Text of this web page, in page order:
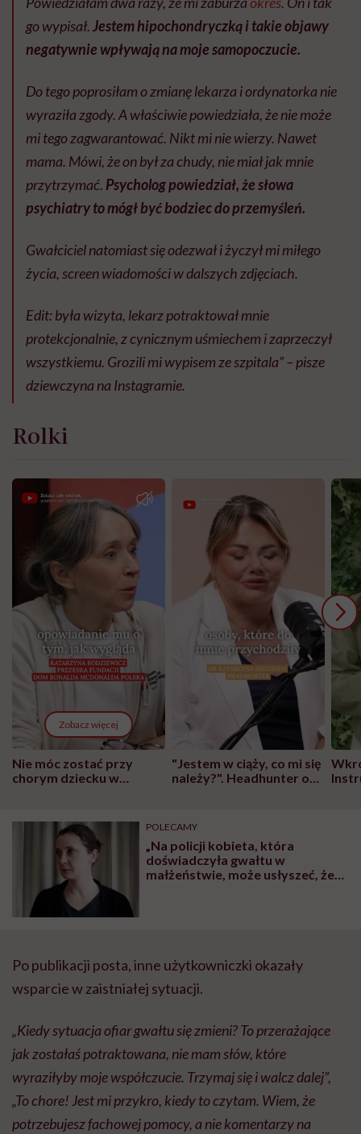
go wypisał.Jestem hipochondryczką i takie objawy
negatywnie wpływają na moje samopoczucie.
Do tego poprosiłam o zmianę lekarza i ordynatorka nie
wyraziła zgody. A właściwie powiedziała, że nie może
mi tego zagwarantować. Nikt mi nie wierzy. Nawet
mama. Mówi, że on był za chudy, nie miał jak mnie
przytrzymać. Psycholog powiedział, że słowa
psychiatry to mógł być bodziec do przemyśleń.
Gwałciciel natomiast się odezwał i życzył mi miłego
życia, screen wiadomości w dalszych zdjęciach.
Edit: była wizyta, lekarz potraktował mnie
protekcjonalnie, z cynicznym uśmiechem i zaprzeczył
wszystkiemu. Grozili mi wypisem ze szpitala” – pisze
dziewczyna na Instagramie.
Rolki
Zobacz więcej
Nie móc zostać przy
chorym dziecku w
może chyba tylko
głupota i brak
wyobraźni"
"Jestem w ciąży, co mi się
należy?". Headhunter o
pracy
POLECAMY
„Na policji kobieta, która
doświadczyła gwałtu w
małżeństwie, może usłyszeć, że
Po publikacji posta, inne użytkowniczki okazały
wsparcie w zaistniałej sytuacji.
„Kiedy sytuacja ofiar gwałtu się zmieni? To przerażające
jak zostałaś potraktowana, nie mam słów, które
wyraziłyby moje współczucie. Trzymaj się i walcz dalej”,
„To chore! Jest mi przykro, kiedy to czytam. Wiem, że
potrzebujesz fachowej pomocy, a nie komentarzy na